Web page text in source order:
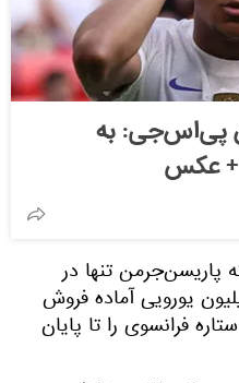
پی‌اس‌جی: به
+ عکس
پاریسن‌جرمن تنها در
پیشنهاد 200 میلیون یورویی آماده فروش
فرانسوی را تا پایان